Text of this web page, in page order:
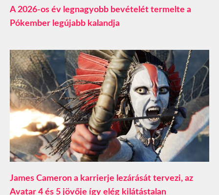
A 2026-os év legnagyobb bevételét termelte a
Pókember legújabb kalandja
James Cameron a karrierje lezárását tervezi, az
Avatar 4 és 5 jövője így elég kilátástalan